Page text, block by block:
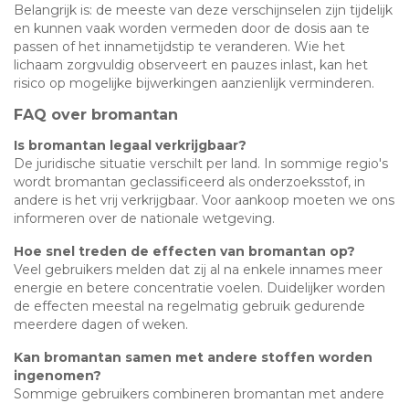
Belangrijk is: de meeste van deze verschijnselen zijn tijdelijk
en kunnen vaak worden vermeden door de dosis aan te
passen of het innametijdstip te veranderen. Wie het
lichaam zorgvuldig observeert en pauzes inlast, kan het
risico op mogelijke bijwerkingen aanzienlijk verminderen.
FAQ over bromantan
Is bromantan legaal verkrijgbaar?
De juridische situatie verschilt per land. In sommige regio's
wordt bromantan geclassificeerd als onderzoeksstof, in
andere is het vrij verkrijgbaar. Voor aankoop moeten we ons
informeren over de nationale wetgeving.
Hoe snel treden de effecten van bromantan op?
Veel gebruikers melden dat zij al na enkele innames meer
energie en betere concentratie voelen. Duidelijker worden
de effecten meestal na regelmatig gebruik gedurende
meerdere dagen of weken.
Kan bromantan samen met andere stoffen worden
ingenomen?
Sommige gebruikers combineren bromantan met andere